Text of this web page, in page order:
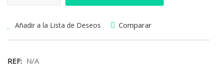
Añadir a la Lista de Deseos Comparar
REF: N/A